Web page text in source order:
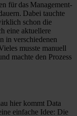
für das Management-
Dabei tauchte
schon die
eine aktuellere
in verschiedenen
musste manuell
machte den Prozess
hier kommt Data
einfache Idee: Die